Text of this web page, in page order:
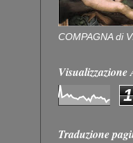
COMPAGNA di
1
Traduzione